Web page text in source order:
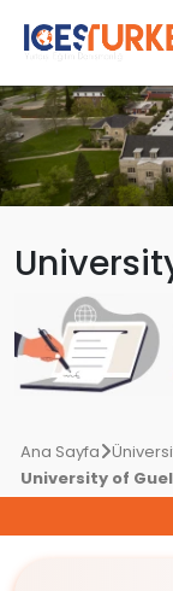
Ana Sayfa
University of